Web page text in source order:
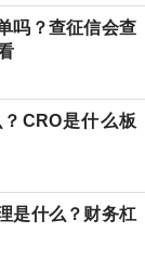
吗？查征信会查
CRO是什么板
是什么？财务杠